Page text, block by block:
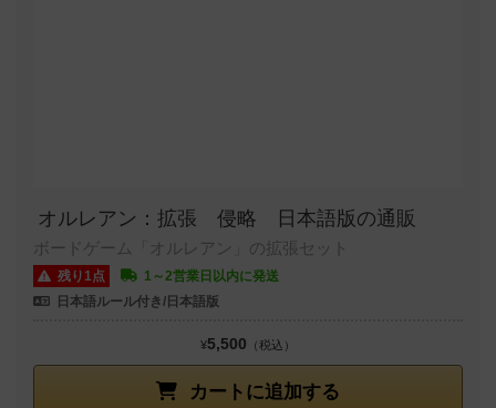
オルレアン：拡張 侵略 日本語版の通販
ボードゲーム「オルレアン」の拡張セット
残り1点
1～2営業日以内に発送
日本語ルール付き/日本語版
カートに追加する
¥5,500 （税込）